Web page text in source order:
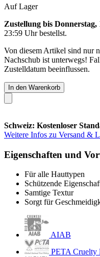
Auf Lager
Zustellung bis Donnerstag,
23:59 Uhrbestellst.
Von diesem Artikel sind nur
Nachschub ist unterwegs!
Zustelldatum beeinflussen.
In den Warenkorb
Schweiz: Kostenloser
Weitere Infos zu Versand &
Eigenschaften und
Für alle Hauttypen
Schützende
Samtige Textur
Sorgt für
AIAB
PETA Cruelty